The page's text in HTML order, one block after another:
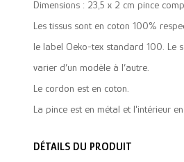
Dimensions : 23,5 x 2 cm pince
Les tissus sont en coton 100%
le label Oeko-tex standard 100. Le
varier d’un modèle à l’autre.
Le cordon est en coton.
La pince est en métal et l'intérieur
DÉTAILS DU PRODUIT